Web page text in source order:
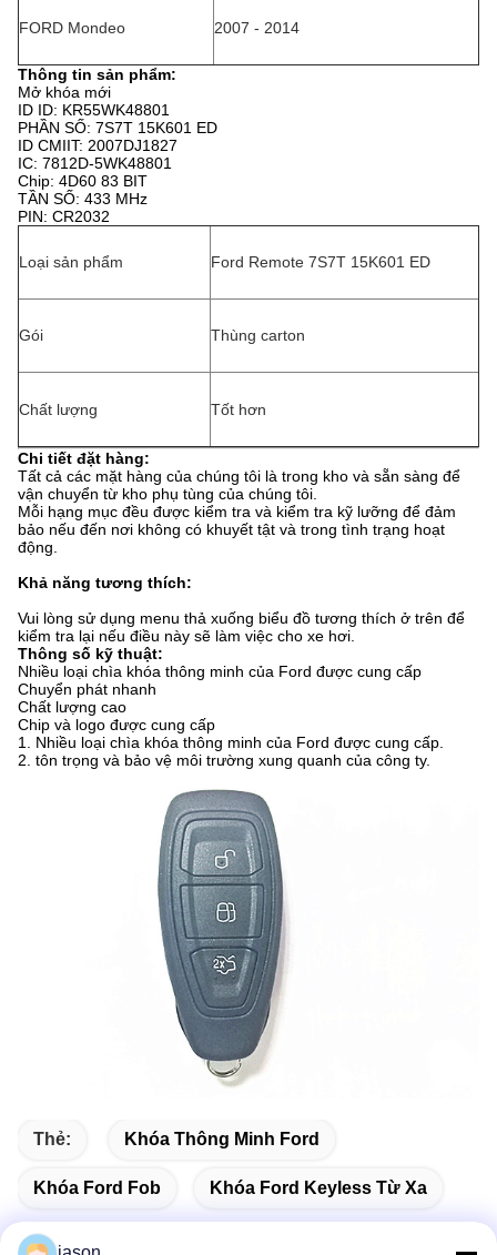
FORD Mondeo 2007 - 2014
Thông tin sản phẩm:
Mở khóa mới
ID ID: KR55WK48801
PHẦN SỐ: 7S7T 15K601 ED
ID CMIIT: 2007DJ1827
IC: 7812D-5WK48801
Chip: 4D60 83 BIT
TẦN SỐ: 433 MHz
PIN: CR2032
Loại sản phẩm Ford Remote 7S7T 15K601 ED
Gói Thùng carton
Chất lượng Tốt hơn
Chi tiết đặt hàng:
Tất cả các mặt hàng của chúng tôi là trong kho và sẵn sàng để
vận chuyển từ kho phụ tùng của chúng tôi.
Mỗi hạng mục đều được kiểm tra và kiểm tra kỹ lưỡng để đảm
bảo nếu đến nơi không có khuyết tật và trong tình trạng hoạt
động.
Khả năng tương thích:
Vui lòng sử dụng menu thả xuống biểu đồ tương thích ở trên để
kiểm tra lại nếu điều này sẽ làm việc cho xe hơi.
Thông số kỹ thuật:
Nhiều loại chìa khóa thông minh của Ford được cung cấp
Chuyển phát nhanh
Chất lượng cao
Chip và logo được cung cấp
1. Nhiều loại chìa khóa thông minh của Ford được cung cấp.
2. tôn trọng và bảo vệ môi trường xung quanh của công ty.
Thẻ: Khóa Thông Minh Ford
Khóa Ford Fob Khóa Ford Keyless Từ Xa